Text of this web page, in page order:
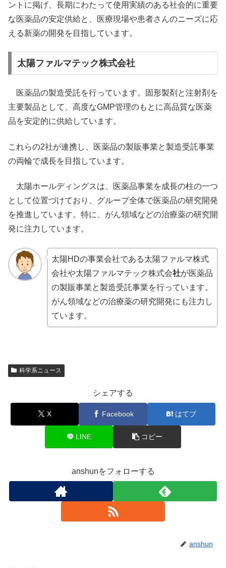
ントに掲げ、長期にわたって使用実績のある社会的に重要
な医薬品の安定供給と、医療現場や患者さんのニーズに応
える新薬の開発を目指しています。
太陽ファルマテック株式会社
医薬品の製造受託を行っています。固形製剤と注射剤を
主要製品として、高度なGMP管理のもとに高品質な医薬
品を安定的に供給しています。
これらの2社が連携し、医薬品の製販事業と製造受託事業
の両輪で成長を目指しています。
太陽ホールディングスは、医薬品事業を成長の柱の一つ
として位置づけており、グループ全体で医薬品の研究開発
を推進しています。特に、がん領域などの治療薬の研究開
発に注力しています。
太陽HDの事業会社である太陽ファルマ株式
会社や太陽ファルマテック株式会社が医薬品
の製販事業と製造受託事業を行っています。
がん領域などの治療薬の研究開発にも注力し
ています。
科学系ニュース
シェアする
X Facebook はてブ
LINE コピー
anshunをフォローする
anshun